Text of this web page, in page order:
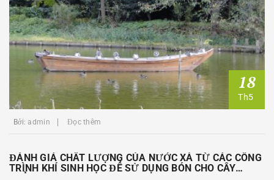
18
Th5
Bởi:admin Đọc thêm
ĐÁNH GIÁ CHẤT LƯỢNG CỦA NƯỚC XẢ TỪ CÁC CÔNG
TRÌNH KHÍ SINH HỌC ĐỂ SỬ DỤNG BÓN CHO CÂY